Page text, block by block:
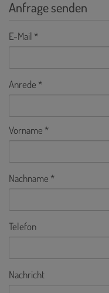
Anfrage senden
E-Mail
Anrede
Vorname
Nachname
Telefon
Nachricht